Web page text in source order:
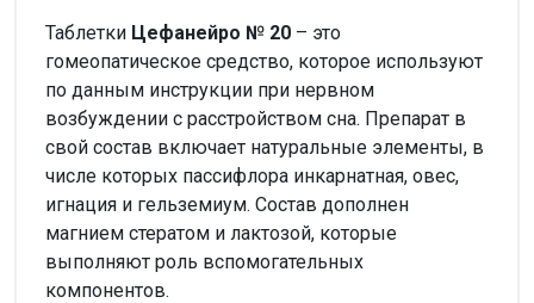
Таблетки Цефанейро № 20 – это
гомеопатическое средство, которое используют
по данным инструкции при нервном
возбуждении с расстройством сна. Препарат в
свой состав включает натуральные элементы, в
числе которых пассифлора инкарнатная, овес,
игнация и гельземиум. Состав дополнен
магнием стератом и лактозой, которые
выполняют роль вспомогательных
компонентов.